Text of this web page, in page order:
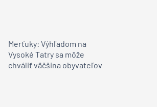
Merťuky: Výhľadom na
Vysoké Tatry sa môže
chváliť väčšina obyvateľov